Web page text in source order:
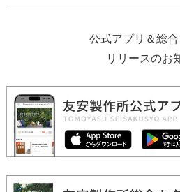
公式アプリ＆総
リリースのお